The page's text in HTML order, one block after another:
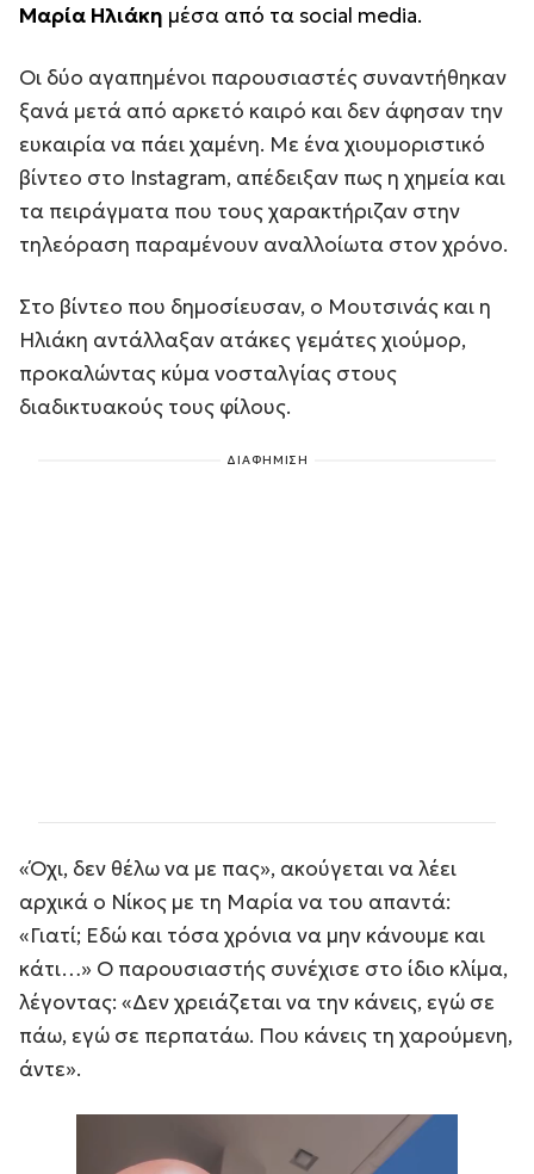
Μαρία Ηλιάκη μέσα από τα social media.
Οι δύο αγαπημένοι παρουσιαστές συναντήθηκαν
ξανά μετά από αρκετό καιρό και δεν άφησαν την
ευκαιρία να πάει χαμένη. Με ένα χιουμοριστικό
βίντεο στο Instagram, απέδειξαν πως η χημεία και
τα πειράγματα που τους χαρακτήριζαν στην
τηλεόραση παραμένουν αναλλοίωτα στον χρόνο.
Στο βίντεο που δημοσίευσαν, ο Μουτσινάς και η
Ηλιάκη αντάλλαξαν ατάκες γεμάτες χιούμορ,
προκαλώντας κύμα νοσταλγίας στους
διαδικτυακούς τους φίλους.
ΔΙΑΦΗΜΙΣΗ
«Όχι, δεν θέλω να με πας», ακούγεται να λέει
αρχικά ο Νίκος με τη Μαρία να του απαντά:
«Γιατί; Εδώ και τόσα χρόνια να μην κάνουμε και
κάτι…» Ο παρουσιαστής συνέχισε στο ίδιο κλίμα,
λέγοντας: «Δεν χρειάζεται να την κάνεις, εγώ σε
πάω, εγώ σε περπατάω. Που κάνεις τη χαρούμενη,
άντε».